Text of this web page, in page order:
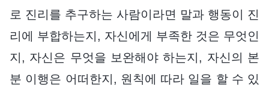
로 진리를 추구하는 사람이라면 말과 행동이 진
리에 부합하는지, 자신에게 부족한 것은 무엇인
지, 자신은 무엇을 보완해야 하는지, 자신의 본
분 이행은 어떠한지, 원칙에 따라 일을 할 수 있